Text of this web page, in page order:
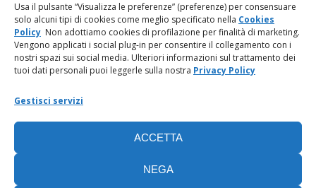
Usa il pulsante “Visualizza le preferenze” (preferenze) per consensuare
solo alcuni tipi di cookies come meglio specificato nella Cookies
Policy Non adottiamo cookies di profilazione per finalità di marketing.
Vengono applicati i social plug-in per consentire il collegamento con i
nostri spazi sui social media. Ulteriori informazioni sul trattamento dei
tuoi dati personali puoi leggerle sulla nostra Privacy Policy
Gestisci servizi
ACCETTA
NEGA
Regolamento categorie particolari di dati personali e dati
giudiziari
Amministrazione Trasparente
Cookie Policy (UE)